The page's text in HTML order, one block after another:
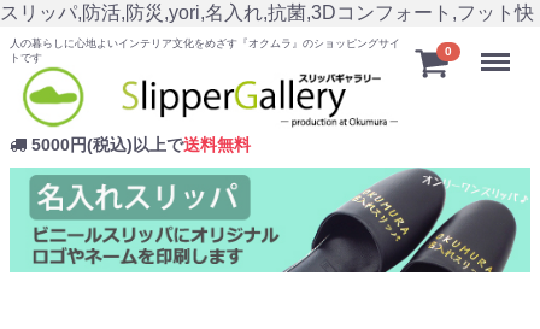
スリッパ,防活,防災,yori,名入れ,抗菌,3Dコンフォート,フット快
人の暮らしに心地よいインテリア文化をめざす『オクムラ』のショッピングサイ
トです
5000円(税込)以上で送料無料
0 Menu